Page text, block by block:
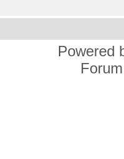
Powered